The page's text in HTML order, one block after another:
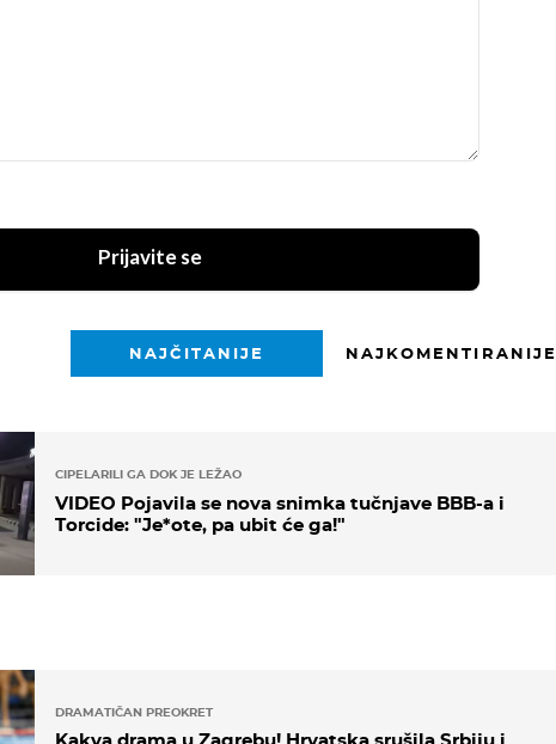
Prijavite se
NAJČITANIJE NAJKOMENTIRANIJE
CIPELARILI GA DOK JE LEŽAO
VIDEO Pojavila se nova snimka tučnjave BBB-a i
Torcide: "Je*ote, pa ubit će ga!"
DRAMATIČAN PREOKRET